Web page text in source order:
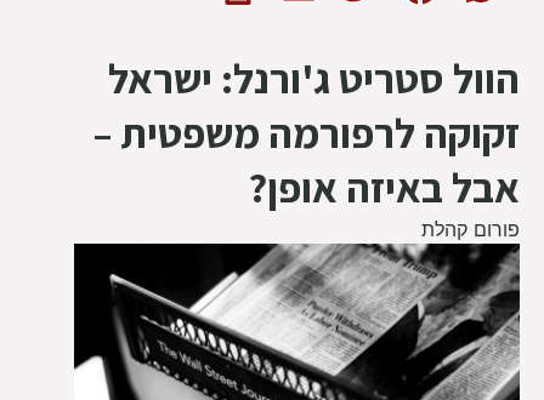
הוול סטריט ג'ורנל: ישראל
זקוקה לרפורמה משפטית –
אבל באיזה אופן?
פורום קהלת